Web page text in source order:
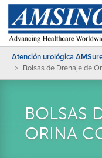
Atención urológica
Bolsas de Drenaje de
BOLSAS
ORINA